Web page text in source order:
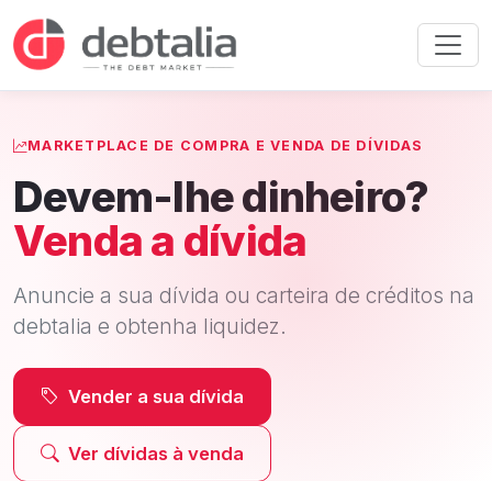
MARKETPLACE DE COMPRA E VENDA DE DÍVIDAS
Devem-lhe dinheiro?
Venda a dívida
Anuncie a sua dívida ou carteira de créditos na
debtalia e obtenha liquidez.
Vender a sua dívida
Ver dívidas à venda